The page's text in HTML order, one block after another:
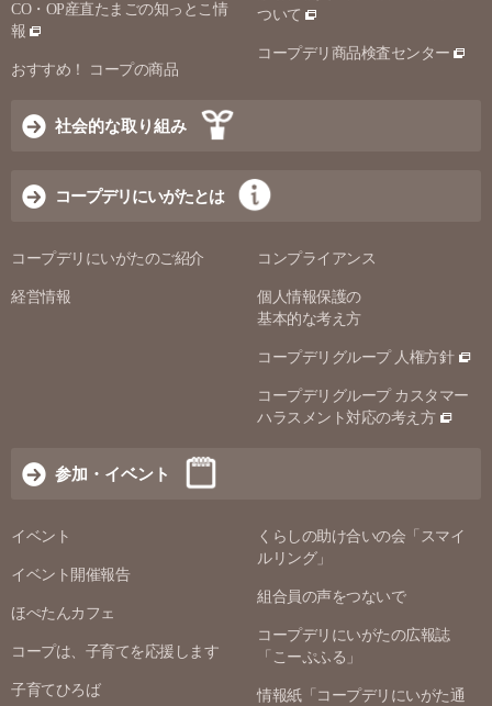
CO・OP産直たまごの知っとこ情
報
おすすめ！ コープの商品
ついて
コープデリ商品検査センター
社会的な取り組み
コープデリにいがたとは
コープデリにいがたのご紹介
経営情報
コンプライアンス
個人情報保護の
基本的な考え方
コープデリグループ 人権方針
コープデリグループ カスタマー
ハラスメント対応の考え方
参加・イベント
イベント
イベント開催報告
ほぺたんカフェ
コープは、子育てを応援します
子育てひろば
くらしの助け合いの会「スマイ
ルリング」
組合員の声をつないで
コープデリにいがたの広報誌
「こーぷふる」
情報紙「コープデリにいがた通